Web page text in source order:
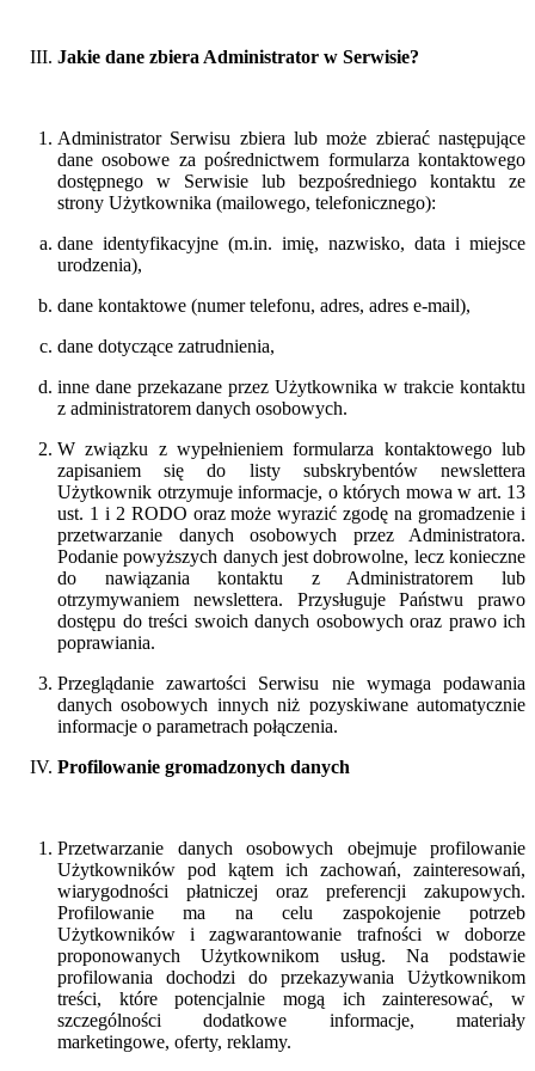
Jakie dane zbiera Administrator w Serwisie?
Administrator Serwisu zbiera lub może zbierać następujące
dane osobowe za pośrednictwem formularza kontaktowego
dostępnego w Serwisie lub bezpośredniego kontaktu ze
strony Użytkownika (mailowego, telefonicznego):
dane identyfikacyjne (m.in. imię, nazwisko, data i miejsce
urodzenia),
dane kontaktowe (numer telefonu, adres, adres e-mail),
dane dotyczące zatrudnienia,
inne dane przekazane przez Użytkownika w trakcie kontaktu
z administratorem danych osobowych.
W związku z wypełnieniem formularza kontaktowego lub
zapisaniem się do listy subskrybentów newslettera
Użytkownik otrzymuje informacje, o których mowa w art. 13
ust. 1 i 2 RODO oraz może wyrazić zgodę na gromadzenie i
przetwarzanie danych osobowych przez Administratora.
Podanie powyższych danych jest dobrowolne, lecz konieczne
do nawiązania kontaktu z Administratorem lub
otrzymywaniem newslettera. Przysługuje Państwu prawo
dostępu do treści swoich danych osobowych oraz prawo ich
poprawiania.
Przeglądanie zawartości Serwisu nie wymaga podawania
danych osobowych innych niż pozyskiwane automatycznie
informacje o parametrach połączenia.
Profilowanie gromadzonych danych
Przetwarzanie danych osobowych obejmuje profilowanie
Użytkowników pod kątem ich zachowań, zainteresowań,
wiarygodności płatniczej oraz preferencji zakupowych.
Profilowanie ma na celu zaspokojenie potrzeb
Użytkowników i zagwarantowanie trafności w doborze
proponowanych Użytkownikom usług. Na podstawie
profilowania dochodzi do przekazywania Użytkownikom
treści, które potencjalnie mogą ich zainteresować, w
szczególności dodatkowe informacje, materiały
marketingowe, oferty, reklamy.